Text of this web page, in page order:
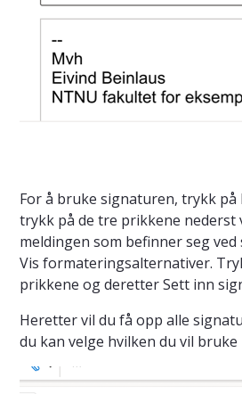
For å bruke signaturen, trykk
trykk på de tre prikkene nederst
meldingen som befinner seg
Vis formateringsalternativer.
prikkene og deretter Sett inn
Heretter vil du få opp alle
du kan velge hvilken du vil bruke